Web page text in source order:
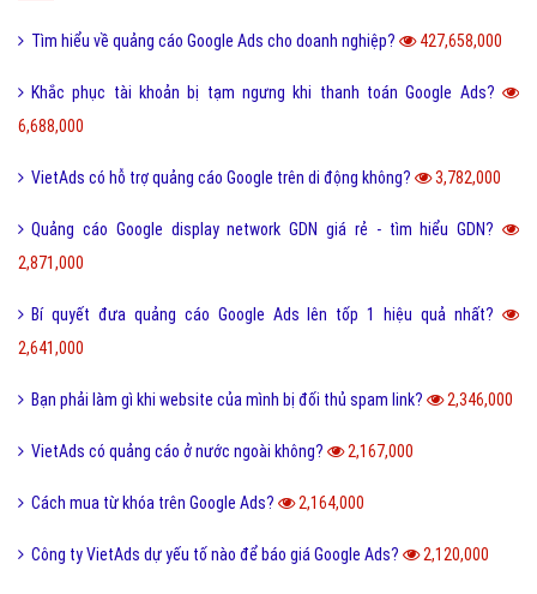
Tìm hiểu về quảng cáo Google Ads cho doanh nghiệp? 427,658,000
Khắc phục tài khoản bị tạm ngưng khi thanh toán Google Ads?
6,688,000
VietAds có hỗ trợ quảng cáo Google trên di động không? 3,782,000
Quảng cáo Google display network GDN giá rẻ - tìm hiểu GDN?
2,871,000
Bí quyết đưa quảng cáo Google Ads lên tốp 1 hiệu quả nhất?
2,641,000
Bạn phải làm gì khi website của mình bị đối thủ spam link? 2,346,000
VietAds có quảng cáo ở nước ngoài không? 2,167,000
Cách mua từ khóa trên Google Ads? 2,164,000
Công ty VietAds dự yếu tố nào để báo giá Google Ads? 2,120,000